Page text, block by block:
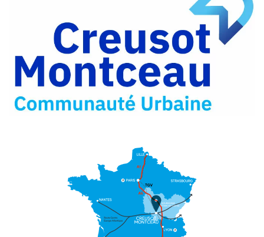
Facebook
Partager
Twitter
Partager
par
e-
mail